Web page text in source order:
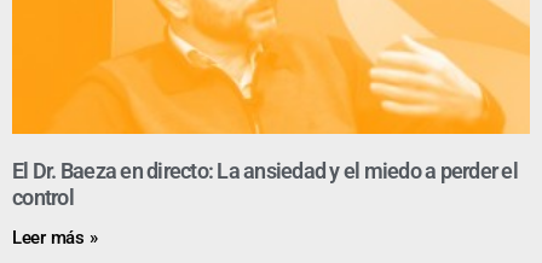
El Dr. Baeza en directo: La ansiedad y el miedo a perder el
control
Leer más »